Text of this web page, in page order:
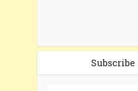
Subscribe